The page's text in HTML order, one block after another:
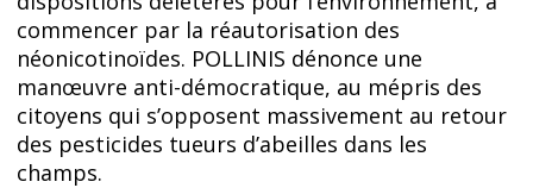
commencer par la réautorisation des
néonicotinoïdes. POLLINIS dénonce une
manœuvre anti-démocratique, au mépris des
citoyens qui s’opposent massivement au retour
des pesticides tueurs d’abeilles dans les
champs.